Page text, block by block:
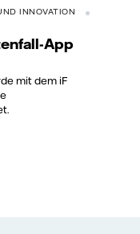
INNOVATION
App
mit dem iF